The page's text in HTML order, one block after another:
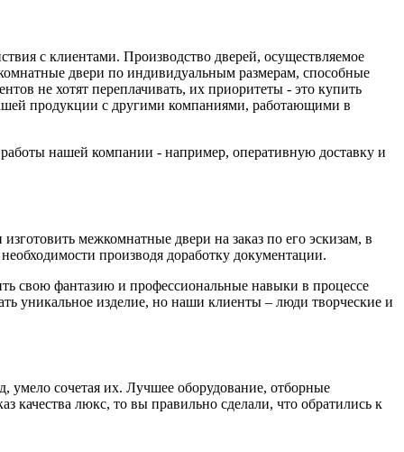
с клиентами. Производство дверей, осуществляемое
двери по индивидуальным размерам, способные
не хотят переплачивать, их приоритеты - это купить
продукции с другими компаниями, работающими в
нашей компании - например, оперативную доставку и
межкомнатные двери на заказ по его эскизам, в
производя доработку документации.
свою фантазию и профессиональные навыки в процессе
уникальное изделие, но наши клиенты – люди творческие и
умело сочетая их. Лучшее оборудование, отборные
люкс, то вы правильно сделали, что обратились к